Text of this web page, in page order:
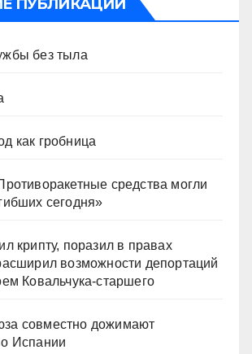
ПУБЛИКАЦИИ
без тыла
как гробница
средства могли
сегодня»
крипту, поразил в правах
возможности депортаций
Ковальчука-старшего
совместно дожимают
Испании